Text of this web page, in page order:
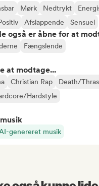
Mørk Nedtrykt
Afslappende Sensuel
også er åbne for at
Fængslende
at modtage...
Christian Rap Death/
Hardstyle
genereret musik